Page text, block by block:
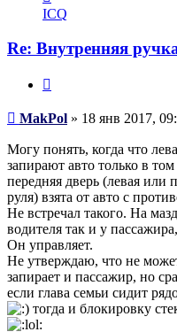
информация
пользователя
ICQ
Re: Внутренняя
Сообщение
MakPol » 18 янв 2017,
Могу понять, когда что
запирают авто только в
передняя дверь (левая или
руля) взята от авто с
Не встречал такого. На
водителя так и у
Он управляет.
Не утверждаю, что не
запирает и пассажир, но
если глава семьи сидит
тогда и блокировку